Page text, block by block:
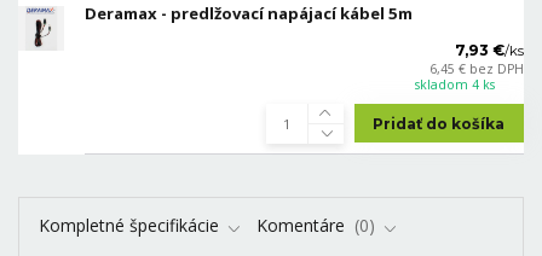
Deramax - predlžovací napájací kábel 5m
7,93 €/ks
6,45 € bez DPH
skladom 4 ks
Pridať do košíka
Kompletné špecifikácie Komentáre
0